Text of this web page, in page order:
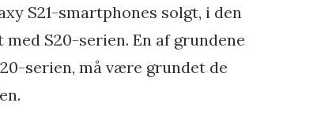
S21-smartphones solgt, i den
S20-serien. En af grundene
serien, må være grundet de